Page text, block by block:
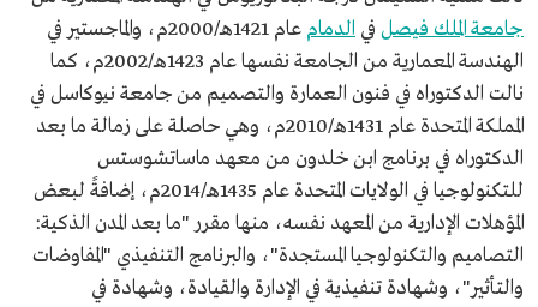
جامعة الملك فيصل في الدمام
عام 1421هـ/2000م، والماجستير في
الهندسة المعمارية من الجامعة نفسها عام 1423هـ/2002م، كما
نالت الدكتوراه في فنون العمارة والتصميم من جامعة نيوكاسل في
المملكة المتحدة عام 1431هـ/2010م، وهي حاصلة على زمالة ما بعد
الدكتوراه في برنامج ابن خلدون من معهد ماساتشوستس
للتكنولوجيا في الولايات المتحدة عام 1435هـ/2014م، إضافةً لبعض
المؤهلات الإدارية من المعهد نفسه، منها مقرر "ما بعد المدن الذكية:
التصاميم والتكنولوجيا المستجدة"، والبرنامج التنفيذي "المفاوضات
والتأثير"، وشهادة تنفيذية في الإدارة والقيادة، وشهادة في